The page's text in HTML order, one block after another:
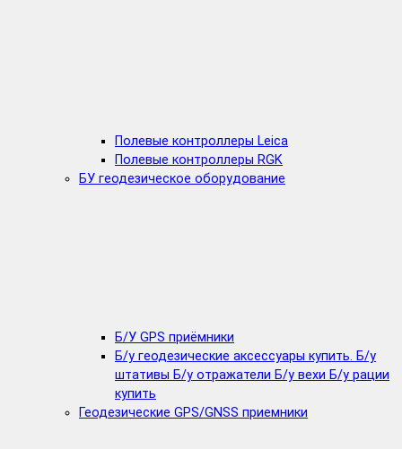
Полевые контроллеры Leica
Полевые контроллеры RGK
БУ геодезическое оборудование
Б/У GPS приёмники
Б/у геодезические аксессуары купить. Б/у
штативы Б/у отражатели Б/у вехи Б/у рации
купить
Геодезические GPS/GNSS приемники